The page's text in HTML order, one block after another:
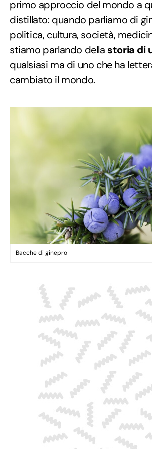
primo approccio del mondo a
distillato: quando parliamo di
politica, cultura, società,
stiamo parlando della storia di
qualsiasi ma di uno che ha
cambiato il mondo.
Bacche di ginepro